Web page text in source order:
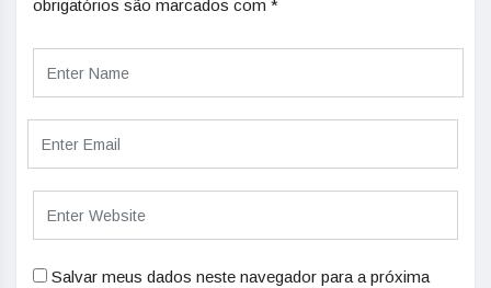
obrigatórios são marcados com *
Salvar meus dados neste navegador para a próxima